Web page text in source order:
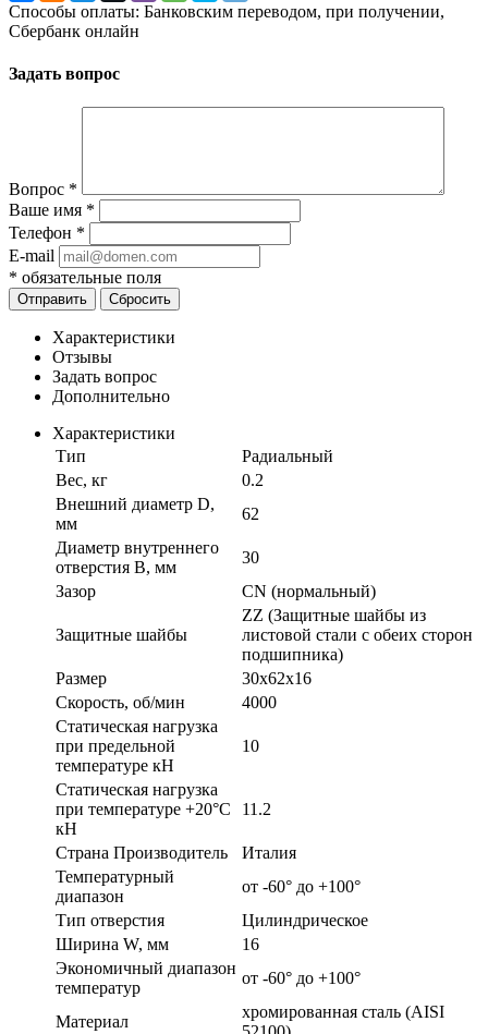
Способы оплаты: Банковским переводом, при получении,
Сбербанк онлайн
Задать вопрос
Вопрос *
Ваше имя *
Телефон *
E-mail
* обязательные поля
Отправить Сбросить
Характеристики
Отзывы
Задать вопрос
Дополнительно
Характеристики
Тип
Радиальный
Вес, кг
0.2
Внешний диаметр D,
мм
62
Диаметр внутреннего
отверстия B, мм
30
Зазор
CN (нормальный)
Защитные шайбы
ZZ (Защитные шайбы из
листовой стали с обеих сторон
подшипника)
Размер
30x62x16
Скорость, об/мин
4000
Статическая нагрузка
при предельной
температуре кН
10
Статическая нагрузка
при температуре +20°С
кН
11.2
Страна Производитель
Италия
Температурный
диапазон
от -60° до +100°
Тип отверстия
Цилиндрическое
Ширина W, мм
16
Экономичный диапазон
температур
от -60° до +100°
Материал
хромированная сталь (AISI